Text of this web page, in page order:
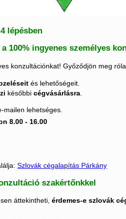
lépésben
100% ingyenes személyes
konzultációnkat! Győződjön meg
és lehetőségeit.
későbbicégvásárlásra
mailen lehetséges.
8.00 - 16.00
Szlovák cégalapítás Párkány
szakértőnkkel
áttekintheti,érdemes-e szlovák